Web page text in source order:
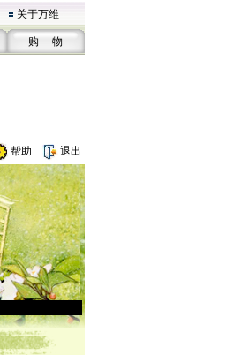
关于万维
购 物
帮助 退出